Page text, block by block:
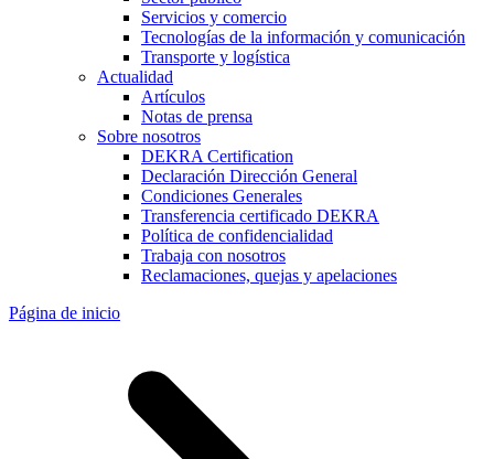
Servicios y comercio
Tecnologías de la información y comunicación
Transporte y logística
Actualidad
Artículos
Notas de prensa
Sobre nosotros
DEKRA Certification
Declaración Dirección General
Condiciones Generales
Transferencia certificado DEKRA
Política de confidencialidad
Trabaja con nosotros
Reclamaciones, quejas y apelaciones
Página de inicio